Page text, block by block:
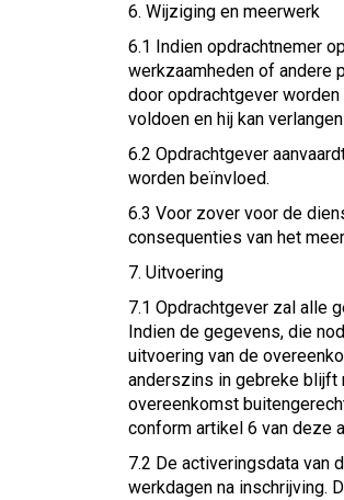
6. Wijziging en meerwerk
6.1 Indien opdrachtnemer
werkzaamheden of andere
door opdrachtgever
voldoen en hij kan
6.2 Opdrachtgever
worden beïnvloed.
6.3 Voor zover voor de
consequenties van het
7. Uitvoering
7.1 Opdrachtgever zal alle
Indien de gegevens, die
uitvoering van de
anderszins in gebreke blijft
overeenkomst
conform artikel 6 van deze
7.2 De activeringsdata van
werkdagen na inschrijving.